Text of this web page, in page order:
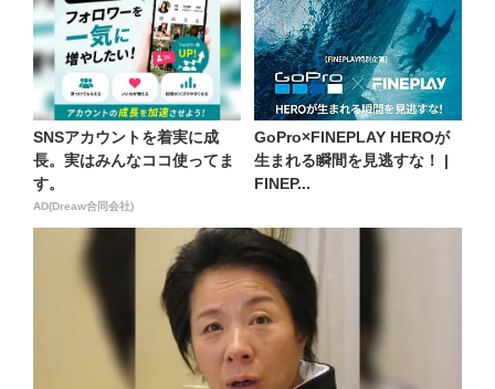
SNSアカウントを着実に成
長。実はみんなココ使ってま
す。
AD(Dreaw合同会社)
GoPro×FINEPLAY HEROが
生まれる瞬間を見逃すな！ |
FINEP...